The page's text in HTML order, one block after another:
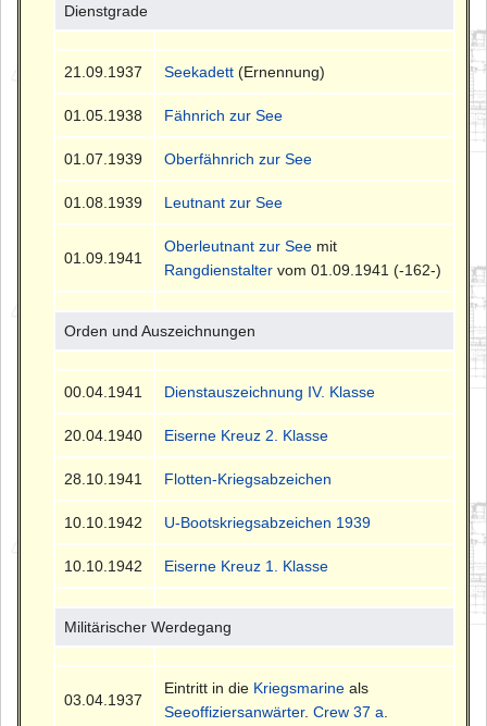
Dienstgrade
21.09.1937 Seekadett (Ernennung)
01.05.1938 Fähnrich zur See
01.07.1939 Oberfähnrich zur See
01.08.1939 Leutnant zur See
01.09.1941
Oberleutnant zur See mit
Rangdienstalter vom 01.09.1941 (-162-)
Orden und Auszeichnungen
00.04.1941 Dienstauszeichnung IV. Klasse
20.04.1940 Eiserne Kreuz 2. Klasse
28.10.1941 Flotten-Kriegsabzeichen
10.10.1942 U-Bootskriegsabzeichen 1939
10.10.1942 Eiserne Kreuz 1. Klasse
Militärischer Werdegang
03.04.1937
Eintritt in die Kriegsmarine als
Seeoffiziersanwärter.Crew 37 a